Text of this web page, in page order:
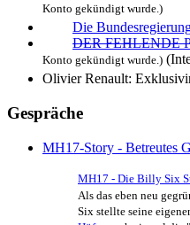
Konto gekündigt wurde.)
Die
DER FEHLENDE
Konto gekündigt wurde.)
Olivier Renault:
Gespräche
MH17-Story - Betreutes
MH17 - Die Billy Six
Als das eben neu
Six stellte seine